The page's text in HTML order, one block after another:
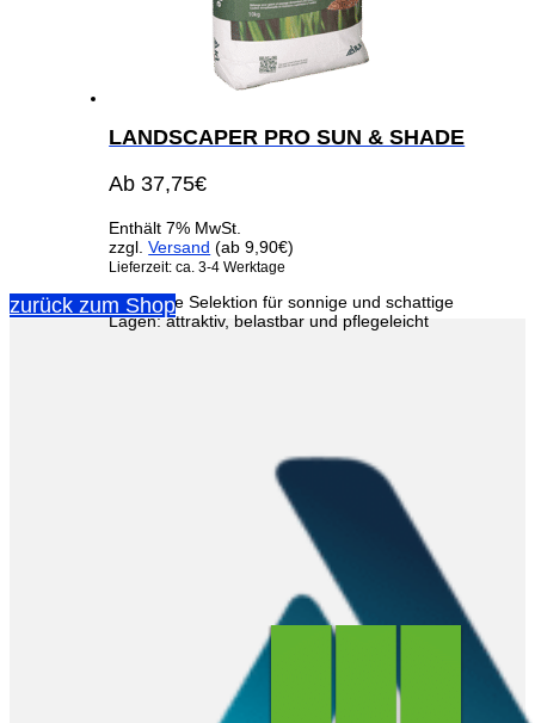
LANDSCAPER PRO SUN & SHADE
Ab 37,75€
Enthält 7% MwSt.
zzgl.Versand (ab 9,90€)
Lieferzeit: ca. 3-4 Werktage
Die ideale Selektion für sonnige und schattige
Lagen: attraktiv, belastbar und pflegeleicht
zurück zum Shop